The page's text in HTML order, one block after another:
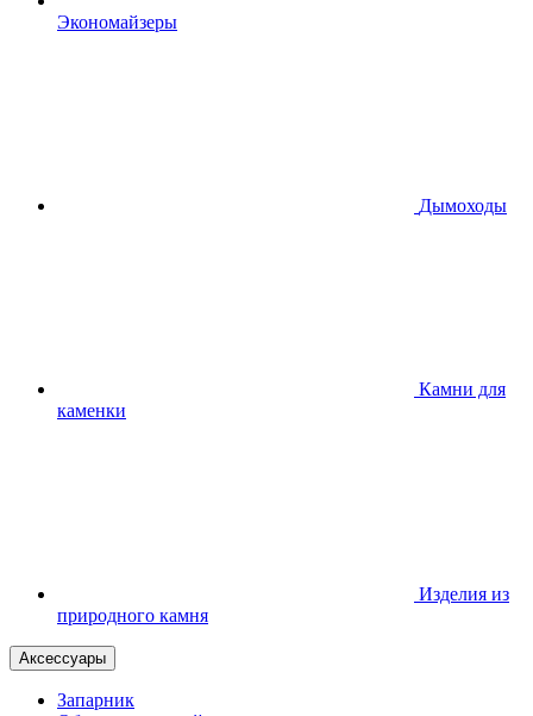
Экономайзеры
Дымоходы
Камни для
каменки
Изделия из
природного камня
Аксессуары
Запарник